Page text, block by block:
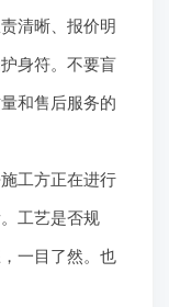
清晰、报价明
身符。不要盲
和售后服务的
工方正在进行
工艺是否规
一目了然。也